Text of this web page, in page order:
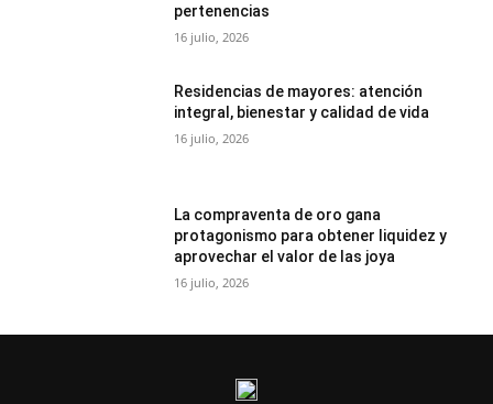
pertenencias
16 julio, 2026
Residencias de mayores: atención
integral, bienestar y calidad de vida
16 julio, 2026
La compraventa de oro gana
protagonismo para obtener liquidez y
aprovechar el valor de las joya
16 julio, 2026